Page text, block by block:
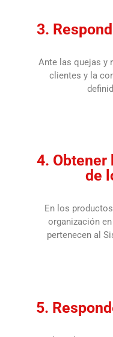
3.
Ante las quejas y
clientes y la
4. Obtener
de
En los
organización
pertenecen al
5.